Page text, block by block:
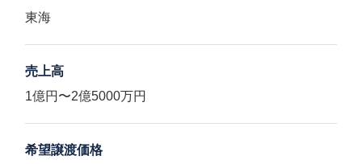
東海
売上高
1億円〜2億5000万円
希望譲渡価格